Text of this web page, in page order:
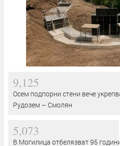
9,125
Осем подпорни стени вече
Рудозем – Смолян
5,073
В Могилица отбелязват 95